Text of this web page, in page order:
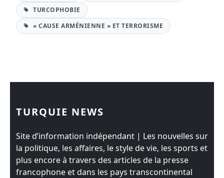
TURCOPHOBIE
« CAUSE ARMÉNIENNE » ET TERRORISME
TURQUIE NEWS
Site d’information indépendant | Les nouvelles sur
la politique, les affaires, le style de vie, les sports et
plus encore à travers des articles de la presse
francophone et dans les pays transcontinental